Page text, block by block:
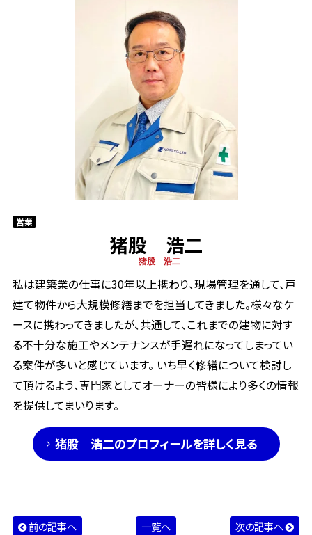
営業
猪股 浩二
猪股 浩二
私は建築業の仕事に30年以上携わり、現場管理を通して、戸
建て物件から大規模修繕までを担当してきました。様々なケ
ースに携わってきましたが、共通して、これまでの建物に対す
る不十分な施工やメンテナンスが手遅れになってしまってい
る案件が多いと感じています。 いち早く修繕について検討し
て頂けるよう、専門家としてオーナーの皆様により多くの情報
を提供してまいります。
猪股 浩二のプロフィールを詳しく見る
前の記事へ 一覧へ 次の記事へ